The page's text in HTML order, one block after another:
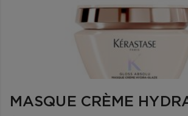
MASQUE CRÈME